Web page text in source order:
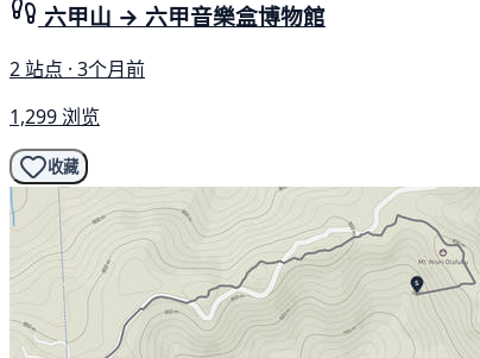
六甲山 → 六甲音樂盒博物館
2 站点 · 3个月前
1,299 浏览
收藏